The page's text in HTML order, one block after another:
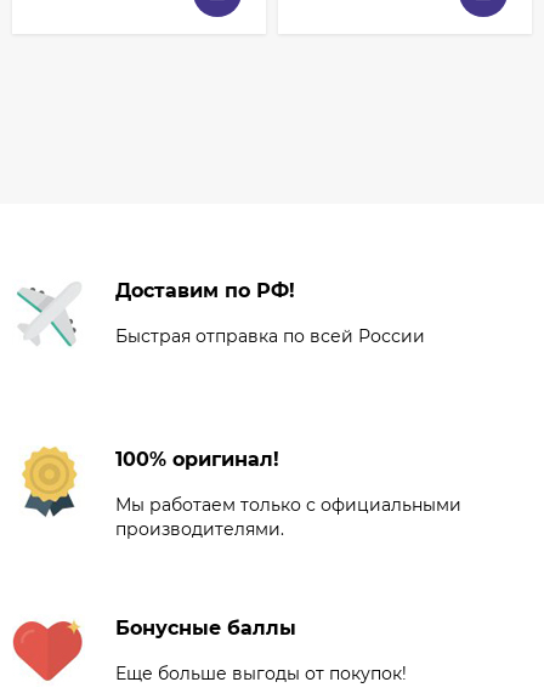
Доставим по РФ!
Быстрая отправка по всей России
100% оригинал!
Мы работаем только с официальными
производителями.
Бонусные баллы
Еще больше выгоды от покупок!